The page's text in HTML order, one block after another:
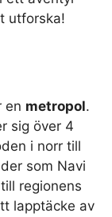
Mumbai
National Park,
en naturpaus
som leder
1 600